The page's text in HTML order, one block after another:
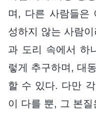
며, 다른 사람들은
성하지 않는 사람
과 도리 속에서 하
렇게 추구하며, 대
할 수 있다. 다만
이 다를 뿐, 그 본질